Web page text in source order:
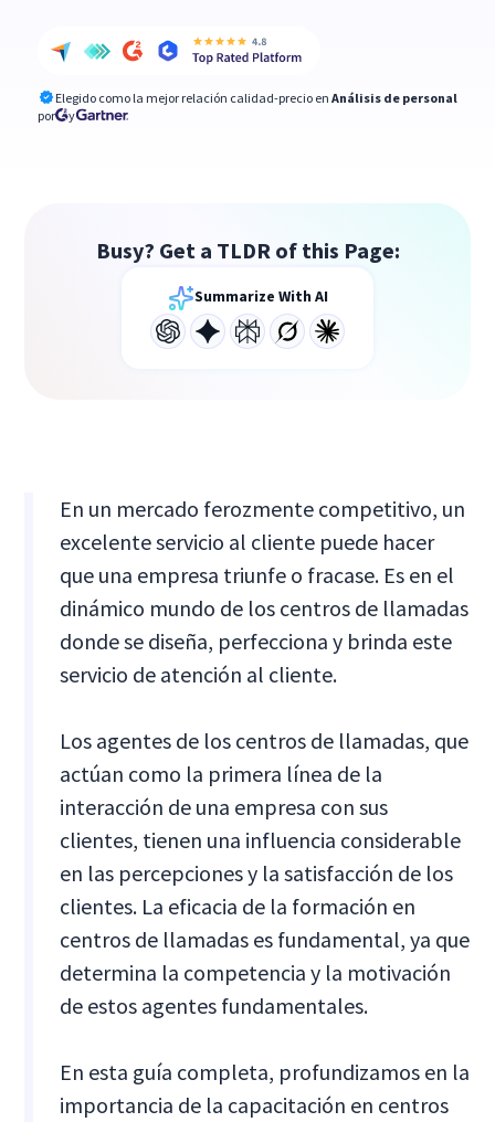
Elegido como la mejor relación calidad-precio en Análisis de personal
por
y
Busy? Get a TLDR of this Page:
Summarize With AI
En un mercado ferozmente competitivo, un
excelente servicio al cliente puede hacer
que una empresa triunfe o fracase. Es en el
dinámico mundo de los centros de llamadas
donde se diseña, perfecciona y brinda este
servicio de atención al cliente.
Los agentes de los centros de llamadas, que
actúan como la primera línea de la
interacción de una empresa con sus
clientes, tienen una influencia considerable
en las percepciones y la satisfacción de los
clientes. La eficacia de la formación en
centros de llamadas es fundamental, ya que
determina la competencia y la motivación
de estos agentes fundamentales.
En esta guía completa, profundizamos en la
importancia de la capacitación en centros